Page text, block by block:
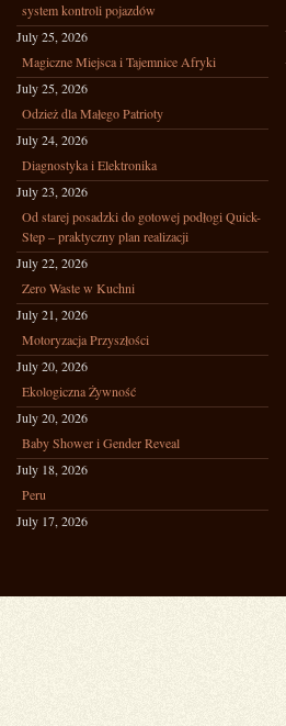
system kontroli pojazdów
July 25, 2026
Magiczne Miejsca i Tajemnice Afryki
July 25, 2026
Odzież dla Małego Patrioty
July 24, 2026
Diagnostyka i Elektronika
July 23, 2026
Od starej posadzki do gotowej podłogi Quick-
Step – praktyczny plan realizacji
July 22, 2026
Zero Waste w Kuchni
July 21, 2026
Motoryzacja Przyszłości
July 20, 2026
Ekologiczna Żywność
July 20, 2026
Baby Shower i Gender Reveal
July 18, 2026
Peru
July 17, 2026